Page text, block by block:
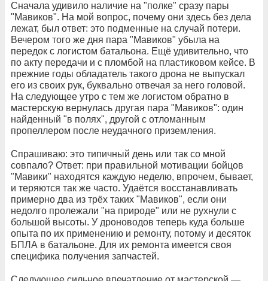
Сначала удивило наличие на "полке" сразу пары
"Мавиков". На мой вопрос, почему они здесь без дела
лежат, был ответ: это подменные на случай потери.
Вечером того же дня пара "Мавиков" убыла на
передок с логистом батальона. Ещё удивительно, что
по акту передачи и с пломбой на пластиковом кейсе. В
прежние годы обладатель такого дрона не выпускал
его из своих рук, буквально отвечая за него головой.
На следующее утро с тем же логистом обратно в
мастерскую вернулась другая пара "Мавиков": один
найденный "в полях", другой с отломанным
пропеллером после неудачного приземления.
Спрашиваю: это типичный день или так со мной
совпало? Ответ: при правильной мотивации бойцов
"Мавики" находятся каждую неделю, впрочем, бывает,
и теряются так же часто. Удаётся восстанавливать
примерно два из трёх таких "Мавиков", если они
недолго пролежали "на природе" или не рухнули с
большой высоты. У дроноводов теперь куда больше
опыта по их применению и ремонту, потому и десяток
БПЛА в батальоне. Для их ремонта имеется своя
специфика получения запчастей.